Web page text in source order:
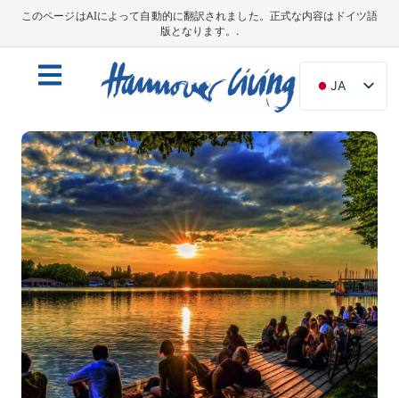
このページはAIによって自動的に翻訳されました。正式な内容はドイツ語
版となります。.
JA
DE
EN
NL
PL
ES
IT
DA
SV
FR
PT